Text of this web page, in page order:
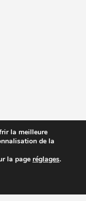
la meilleure
de la
la page réglages.